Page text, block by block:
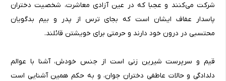
شرکت می‌کنند و عجبا که در عین آزادی معاشرت، شخصیت دختران
پاسدار عفاف ایشان است که بجای ترس از پدر و بیم بدگویان
محتسبی در درون خود دارند و حرمتی برای خویشتن قائلند.
قیم و سرپرست شیرین زنی است از جنس خودش، آشنا با عوالم
دلدادگی و حالات عاطفی دختران جوان، و به حکم همین آشنایی است